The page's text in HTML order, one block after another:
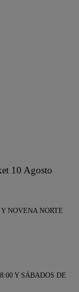
10 Agosto
NOVENA NORTE
Y SÁBADOS DE